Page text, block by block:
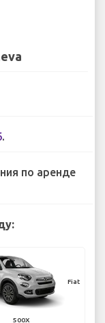
.
по аренде
Fiat
500X